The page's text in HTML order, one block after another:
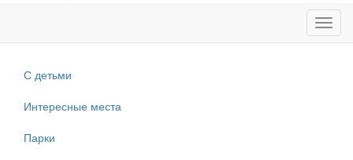
С детьми
Интересные места
Парки